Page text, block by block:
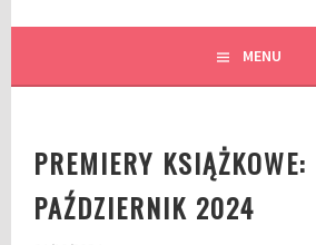
MENU
PREMIERY KSIĄŻKOWE:
PAŹDZIERNIK 2024